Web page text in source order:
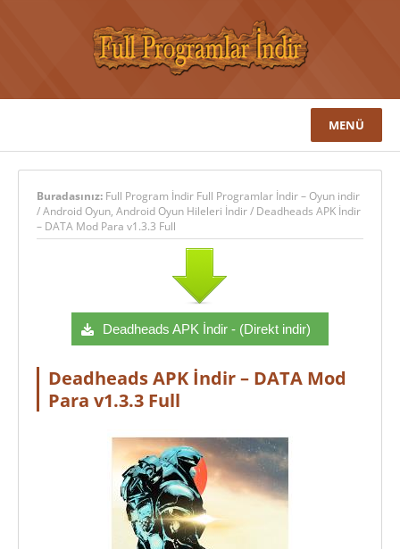
MENÜ
Buradasınız: Full Program İndir Full Programlar İndir – Oyun indir
/Android Oyun, Android Oyun Hileleri İndir/ Deadheads APK İndir
– DATA Mod Para v1.3.3 Full
Deadheads APK İndir - (Direkt indir)
Deadheads APK İndir – DATA Mod
Para v1.3.3 Full